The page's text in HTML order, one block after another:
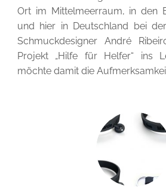
Ort im Mittelmeerraum, in den
und hier in Deutschland bei
Schmuckdesigner André
Projekt „Hilfe für Helfer“ ins
möchte damit die